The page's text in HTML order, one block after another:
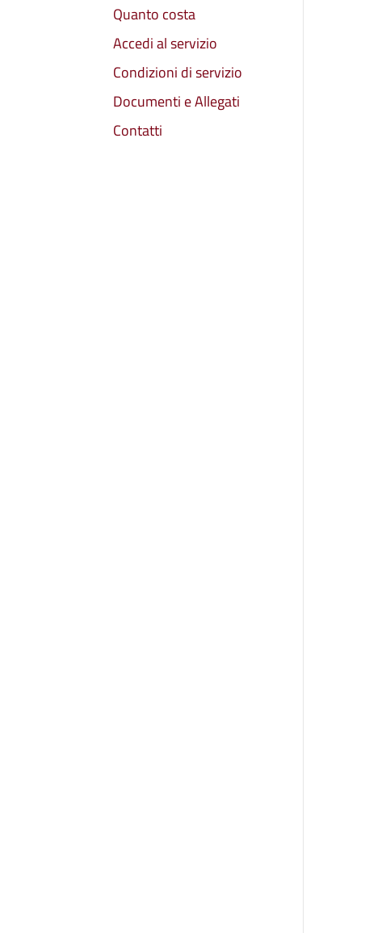
Quanto costa
Accedi al servizio
Condizioni di servizio
Documenti e Allegati
Contatti